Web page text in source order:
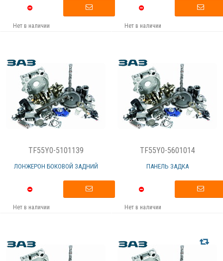
Нет в наличии Нет в наличии
TF55Y0-5101139
ЛОНЖЕРОН БОКОВОЙ ЗАДНИЙ
Нет в наличии
TF55Y0-5601014
ПАНЕЛЬ ЗАДКА
Нет в наличии